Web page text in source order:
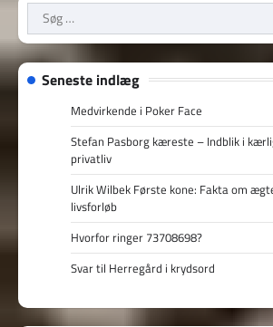
Søg
efter:
Seneste indlæg
Medvirkende i Poker Face
Stefan Pasborg kæreste – Indblik i
privatliv
Ulrik Wilbek Første kone: Fakta om
livsforløb
Hvorfor ringer 73708698?
Svar til Herregård i krydsord